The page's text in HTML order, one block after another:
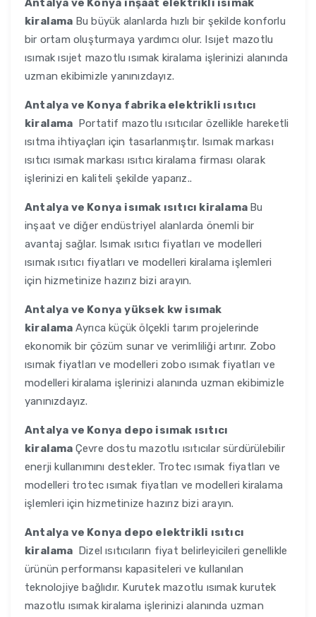
Antalya ve Konya inşaat elektrikli isımak
kiralama Bu büyük alanlarda hızlı bir şekilde konforlu
bir ortam oluşturmaya yardımcı olur. Isıjet mazotlu
ısımak ısıjet mazotlu ısımak kiralama işlerinizi alanında
uzman ekibimizle yanınızdayız.
Antalya ve Konya fabrika elektrikli ısıtıcı
kiralama Portatif mazotlu ısıtıcılar özellikle hareketli
ısıtma ihtiyaçları için tasarlanmıştır. Isımak markası
ısıtıcı ısımak markası ısıtıcı kiralama firması olarak
işlerinizi en kaliteli şekilde yaparız..
Antalya ve Konya isımak ısıtıcı kiralama Bu
inşaat ve diğer endüstriyel alanlarda önemli bir
avantaj sağlar. Isımak ısıtıcı fiyatları ve modelleri
ısımak ısıtıcı fiyatları ve modelleri kiralama işlemleri
için hizmetinize hazırız bizi arayın.
Antalya ve Konya yüksek kw isımak
kiralama Ayrıca küçük ölçekli tarım projelerinde
ekonomik bir çözüm sunar ve verimliliği artırır. Zobo
ısımak fiyatları ve modelleri zobo ısımak fiyatları ve
modelleri kiralama işlerinizi alanında uzman ekibimizle
yanınızdayız.
Antalya ve Konya depo isımak ısıtıcı
kiralama Çevre dostu mazotlu ısıtıcılar sürdürülebilir
enerji kullanımını destekler. Trotec ısımak fiyatları ve
modelleri trotec ısımak fiyatları ve modelleri kiralama
işlemleri için hizmetinize hazırız bizi arayın.
Antalya ve Konya depo elektrikli ısıtıcı
kiralama Dizel ısıtıcıların fiyat belirleyicileri genellikle
ürünün performansı kapasiteleri ve kullanılan
teknolojiye bağlıdır. Kurutek mazotlu ısımak kurutek
mazotlu ısımak kiralama işlerinizi alanında uzman